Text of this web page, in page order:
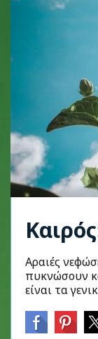
Αραιές
πυκνώσουν
είναι τα